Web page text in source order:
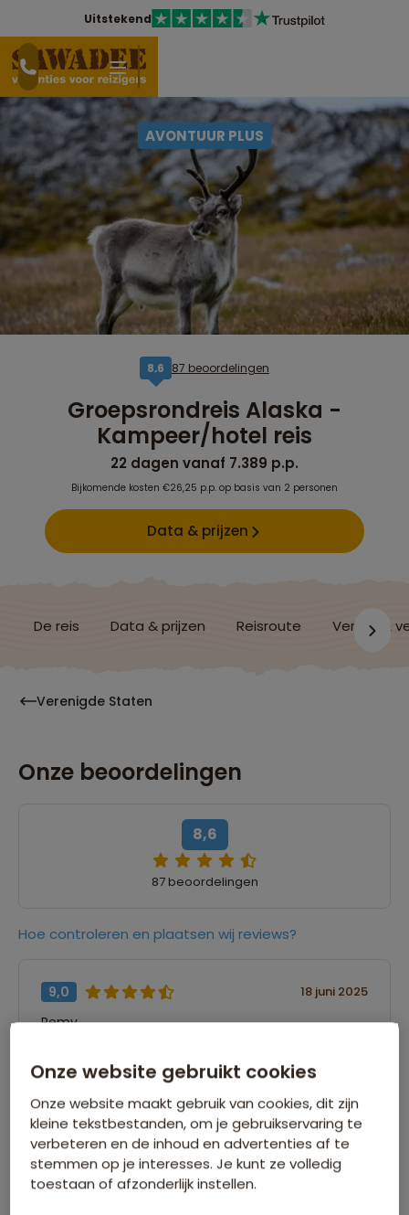
Uitstekend
AVONTUUR PLUS
8,6 87 beoordelingen
Groepsrondreis Alaska -
Kampeer/hotel reis
22 dagen vanaf 7.389 p.p.
Bijkomende kosten €26,25 p.p. op basis van 2 personen
Data & prijzen
De reis Data & prijzen Reisroute Verblijf &
Verenigde Staten
Onze beoordelingen
8,6
87 beoordelingen
Hoe controleren en plaatsen wij reviews?
9,0 18 juni 2025
Remy
“Prachtige natuur waar je de hele dag van mag
genieten. Van wakker worden naast blauwe
gletsjer meren tot wandelen in de
regenwouden en varen over de zee. Maar ook
niet elke in de tent, some ook even relax in een
hotel. Zorgt voor een goede combinatie.”
Onze website gebruikt cookies
Onze website maakt gebruik van cookies, dit zijn
kleine tekstbestanden, om je gebruikservaring te
verbeteren en de inhoud en advertenties af te
stemmen op je interesses. Je kunt ze volledig
toestaan of afzonderlijk instellen.